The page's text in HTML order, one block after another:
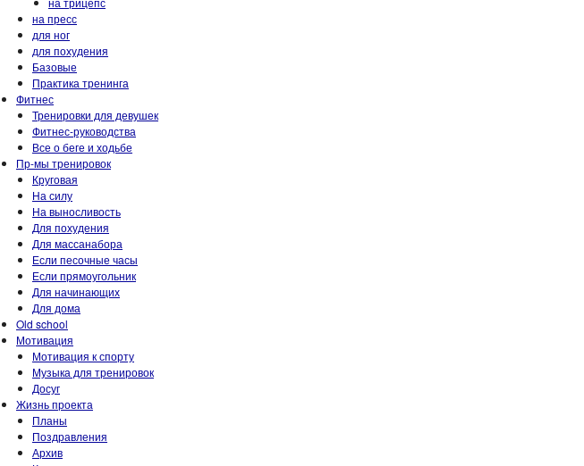
на пресс
для ног
для похудения
Базовые
Практика тренинга
Фитнес
Тренировки для девушек
Фитнес-руководства
Все о беге и ходьбе
Пр-мы тренировок
Круговая
На силу
На выносливость
Для похудения
Для массанабора
Если песочные часы
Если прямоугольник
Для начинающих
Для дома
Old school
Мотивация
Мотивация к спорту
Музыка для тренировок
Досуг
Жизнь проекта
Планы
Поздравления
Архив